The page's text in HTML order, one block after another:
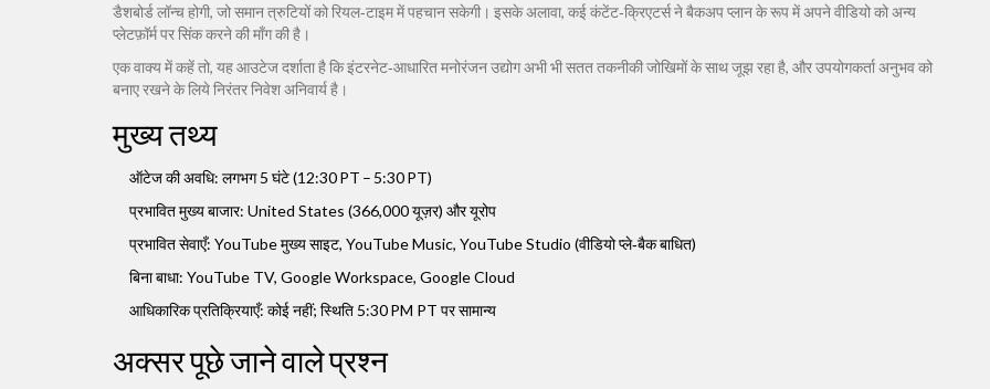
डैशबोर्ड लॉन्च होगी, जो समान त्रुटियों को रियल‑टाइम में पहचान सकेगी। इसके अलावा, कई कंटेंट‑क्रिएटर्स ने बैकअप प्लान के रूप में अपने वीडियो को अन्य
प्लेटफ़ॉर्म पर सिंक करने की माँग की है।
एक वाक्य में कहें तो, यह आउटेज दर्शाता है कि इंटरनेट‑आधारित मनोरंजन उद्योग अभी भी सतत तकनीकी जोखिमों के साथ जूझ रहा है, और उपयोगकर्ता अनुभव को
बनाए रखने के लिये निरंतर निवेश अनिवार्य है।
मुख्य तथ्य
ऑटेज की अवधि: लगभग 5 घंटे (12:30 PT – 5:30 PT)
प्रभावित मुख्य बाजार: United States (366,000 यूज़र) और यूरोप
प्रभावित सेवाएँ: YouTube मुख्य साइट, YouTube Music, YouTube Studio (वीडियो प्ले‑बैक बाधित)
बिना बाधा: YouTube TV, Google Workspace, Google Cloud
आधिकारिक प्रतिक्रियाएँ: कोई नहीं; स्थिति 5:30 PM PT पर सामान्य
अक्सर पूछे जाने वाले प्रश्न